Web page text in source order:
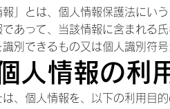
報」とは、個人情報保護法にい
であって、当該情報に含まれる
識別できるもの又は個人識別符
人情報の利
は、個人情報を、以下の利用目